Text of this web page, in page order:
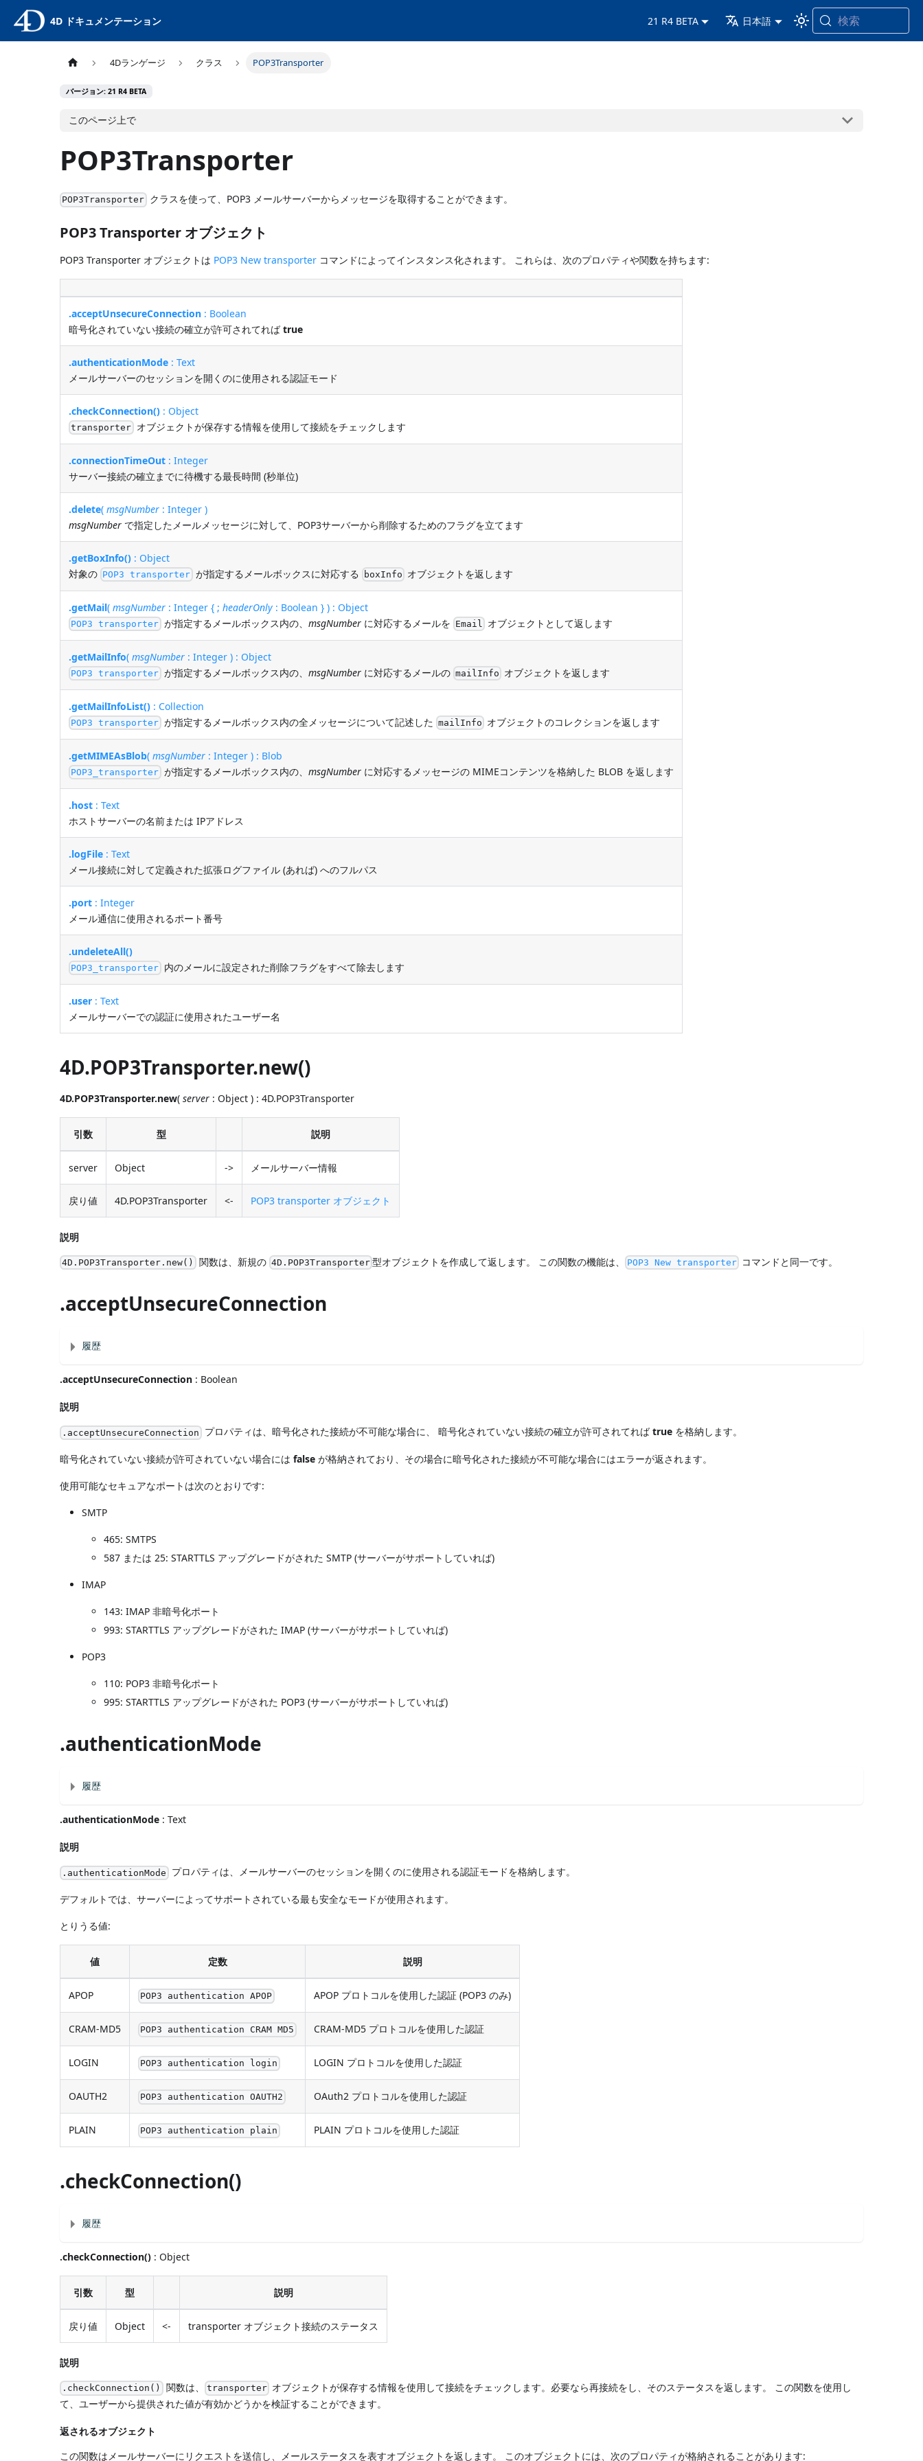
4D ドキュメンテーション 21 R4 BETA 日本語 検索
4Dランゲージ クラス POP3Transporter
バージョン: 21 R4 BETA
このページ上で
POP3Transporter
POP3Transporter クラスを使って、POP3 メールサーバーからメッセージを取得することができます。
POP3 Transporter オブジェクト
POP3 Transporter オブジェクトは POP3 New transporter コマンドによってインスタンス化されます。 これらは、次のプロパティや関数を持ちます:
.acceptUnsecureConnection : Boolean
暗号化されていない接続の確立が許可されてればtrue
.authenticationMode : Text
メールサーバーのセッションを開くのに使用される認証モード
.checkConnection() : Object
transporter オブジェクトが保存する情報を使用して接続をチェックします
.connectionTimeOut : Integer
サーバー接続の確立までに待機する最長時間 (秒単位)
.delete(msgNumber : Integer )
msgNumber で指定したメールメッセージに対して、POP3サーバーから削除するためのフラグを立てます
.getBoxInfo() : Object
対象の POP3 transporter が指定するメールボックスに対応する boxInfo オブジェクトを返します
.getMail(msgNumber : Integer { ;headerOnly : Boolean } ) : Object
POP3 transporter が指定するメールボックス内の、 msgNumberに対応するメールを Email オブジェクトとして返します
.getMailInfo(msgNumber : Integer ) : Object
POP3 transporter が指定するメールボックス内の、 msgNumberに対応するメールの mailInfo オブジェクトを返します
.getMailInfoList() : Collection
POP3 transporter が指定するメールボックス内の全メッセージについて記述した mailInfo オブジェクトのコレクションを返します
.getMIMEAsBlob(msgNumber : Integer ) : Blob
POP3_transporter が指定するメールボックス内の、 msgNumberに対応するメッセージの MIMEコンテンツを格納した BLOB を返します
.host : Text
ホストサーバーの名前または IPアドレス
.logFile : Text
メール接続に対して定義された拡張ログファイル (あれば) へのフルパス
.port : Integer
メール通信に使用されるポート番号
.undeleteAll()
POP3_transporter 内のメールに設定された削除フラグをすべて除去します
.user : Text
メールサーバーでの認証に使用されたユーザー名
4D.POP3Transporter.new()
4D.POP3Transporter.new(server : Object ) : 4D.POP3Transporter
引数 型 説明
server Object -> メールサーバー情報
戻り値 4D.POP3Transporter <- POP3 transporter オブジェクト
説明
4D.POP3Transporter.new() 関数は、新規の 4D.POP3Transporter 型オブジェクトを作成して返します。 この関数の機能は、 POP3 New transporter コマンドと同一です。
.acceptUnsecureConnection
履歴
.acceptUnsecureConnection : Boolean
説明
.acceptUnsecureConnection プロパティは、暗号化された接続が不可能な場合に、 暗号化されていない接続の確立が許可されてればtrueを格納します。
暗号化されていない接続が許可されていない場合にはfalse が格納されており、その場合に暗号化された接続が不可能な場合にはエラーが返されます。
使用可能なセキュアなポートは次のとおりです:
SMTP
465: SMTPS
587 または 25: STARTTLS アップグレードがされた SMTP (サーバーがサポートしていれば)
IMAP
143: IMAP 非暗号化ポート
993: STARTTLS アップグレードがされた IMAP (サーバーがサポートしていれば)
POP3
110: POP3 非暗号化ポート
995: STARTTLS アップグレードがされた POP3 (サーバーがサポートしていれば)
.authenticationMode
履歴
.authenticationMode : Text
説明
.authenticationMode プロパティは、メールサーバーのセッションを開くのに使用される認証モードを格納します。
デフォルトでは、サーバーによってサポートされている最も安全なモードが使用されます。
とりうる値:
値 定数 説明
APOP POP3 authentication APOP APOP プロトコルを使用した認証 (POP3 のみ)
CRAM-MD5 POP3 authentication CRAM MD5 CRAM-MD5 プロトコルを使用した認証
LOGIN POP3 authentication login LOGIN プロトコルを使用した認証
OAUTH2 POP3 authentication OAUTH2 OAuth2 プロトコルを使用した認証
PLAIN POP3 authentication plain PLAIN プロトコルを使用した認証
.checkConnection()
履歴
.checkConnection() : Object
引数 型 説明
戻り値 Object <- transporter オブジェクト接続のステータス
説明
.checkConnection() 関数は、 transporter オブジェクトが保存する情報を使用して接続をチェックします。必要なら再接続をし、そのステータスを返します。 この関数を使用し
て、ユーザーから提供された値が有効かどうかを検証することができます。
返されるオブジェクト
この関数はメールサーバーにリクエストを送信し、メールステータスを表すオブジェクトを返します。 このオブジェクトには、次のプロパティが格納されることがあります: